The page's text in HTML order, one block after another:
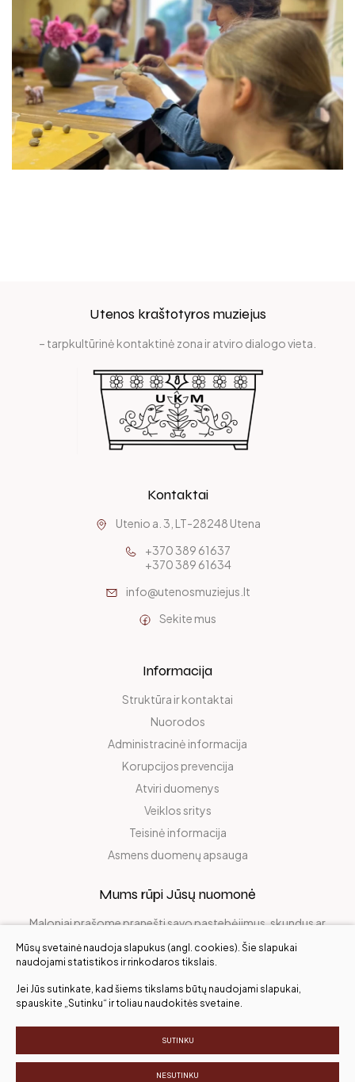
Utenos kraštotyros muziejus
– tarpkultūrinė kontaktinė zona ir atviro dialogo vieta.
Kontaktai
Utenio a. 3, LT-28248 Utena
+370 389 61637
+370 389 61634
info@utenosmuziejus.lt
Sekite mus
Informacija
Struktūra ir kontaktai
Nuorodos
Administracinė informacija
Korupcijos prevencija
Atviri duomenys
Veiklos sritys
Teisinė informacija
Asmens duomenų apsauga
Mums rūpi Jūsų nuomonė
Maloniai prašome pranešti savo pastebėjimus, skundus ar
Įvertinkite mus
Visos teisės saugomos. ©
Mūsų svetainė naudoja slapukus (angl. cookies). Šie slapukai
naudojami statistikos ir rinkodaros tikslais.
Jei Jūs sutinkate, kad šiems tikslams būtų naudojami slapukai,
spauskite „Sutinku“ ir toliau naudokitės svetaine.
SUTINKU
NESUTINKU